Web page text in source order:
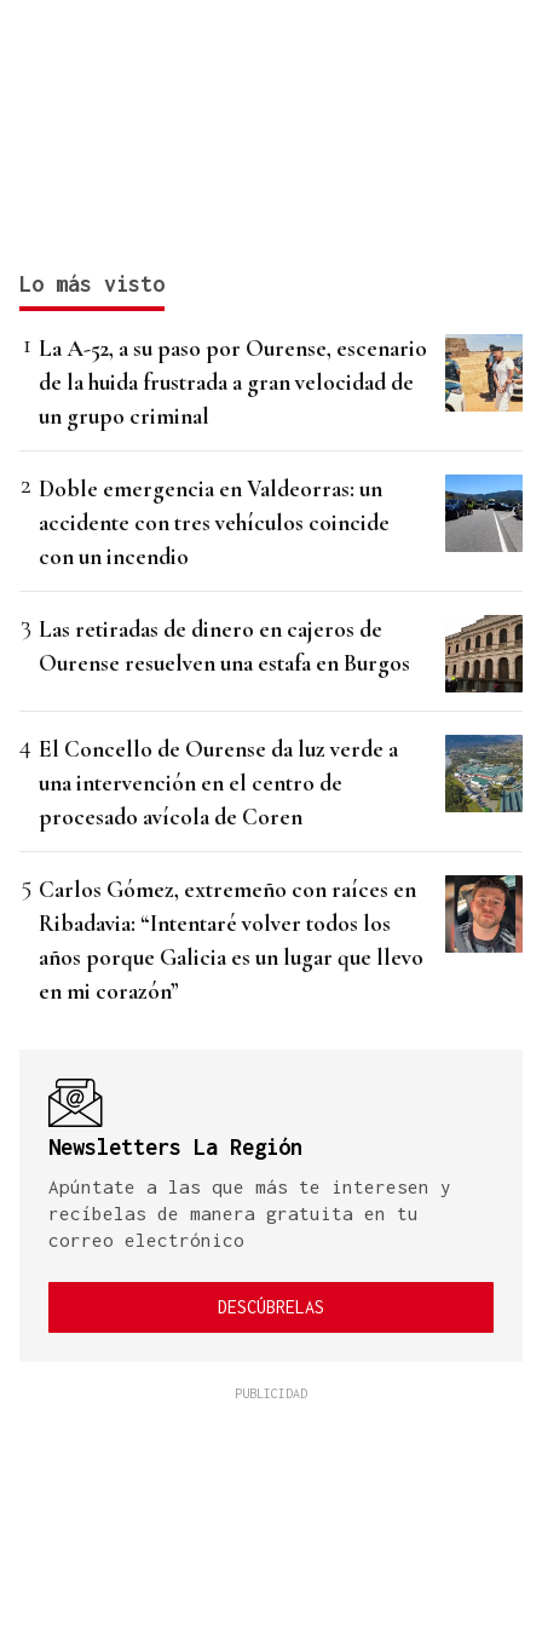
Lo más visto
La A-52, a su paso por Ourense, escenario
de la huida frustrada a gran velocidad de
un grupo criminal
Doble emergencia en Valdeorras: un
accidente con tres vehículos coincide
con un incendio
Las retiradas de dinero en cajeros de
Ourense resuelven una estafa en Burgos
El Concello de Ourense da luz verde a
una intervención en el centro de
procesado avícola de Coren
Carlos Gómez, extremeño con raíces en
Ribadavia: “Intentaré volver todos los
años porque Galicia es un lugar que llevo
en mi corazón”
Newsletters La Región
Apúntate a las que más te interesen y
recíbelas de manera gratuita en tu
correo electrónico
DESCÚBRELAS